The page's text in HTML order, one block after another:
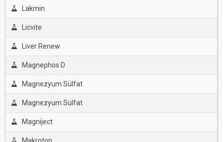
Lakmin
Licvite
Liver Renew
Magnephos D
Magnezyum Sülfat
Magnezyum Sülfat
Magniject